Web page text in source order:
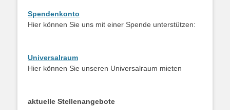
Spendenkonto
Hier können Sie uns mit einer Spende unterstützen:
Universalraum
Hier können Sie unseren Universalraum mieten
aktuelle Stellenangebote